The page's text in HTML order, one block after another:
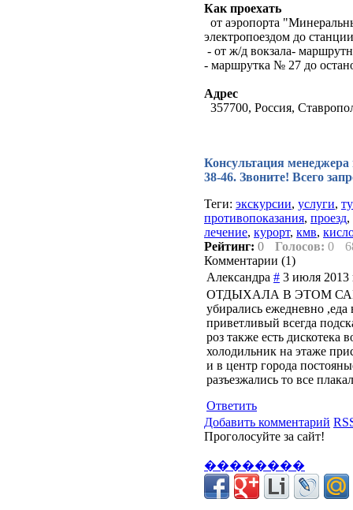
Как проехать
от аэропорта
электропоездом до
- от ж/д вокзала-
- маршрутка № 27 до
Адрес
357700, Россия,
Консультация менеджера
38-46. Звоните! Всего
Теги: экскурсии, услуги,
противопоказания, проезд,
лечение, курорт, кмв,
Рейтинг: 0 Голосов: 0
Комментарии (1)
Александра # 3 июля 2013
ОТДЫХАЛА В ЭТОМ
убирались ежедневно ,еда
приветливый всегда
роз также есть дискотека
холодильник на этаже
и в центр города
разъезжались то все
Ответить
Добавить комментарий
Проголосуйте за сайт!
��������